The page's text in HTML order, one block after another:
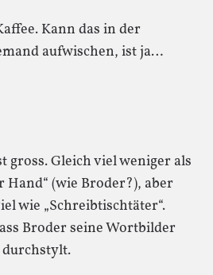
Kann das in der
aufwischen, ist ja…
gross. Gleich viel weniger als
Hand“ (wie Broder?), aber
wie „Schreibtischtäter“.
Broder seine Wortbilder